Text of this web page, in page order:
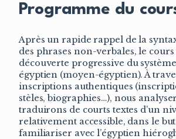
Programme du
Après un rapide rappel de la
des phrases non-verbales, le
découverte progressive du
égyptien (moyen-égyptien). À
inscriptions authentiques
stèles, biographies…), nous
traduirons de courts textes d’un
relativement accessible, dans le but
familiariser avec l’égyptien